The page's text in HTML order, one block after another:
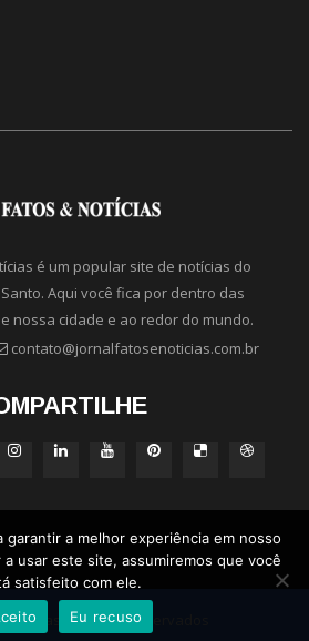
é um popular site de notícias do
Aqui você fica por dentro das
nossa cidade e ao redor do mundo.
contato@jornalfatosenoticias.com.br
Notícias - Direitos Reservados
garantir a melhor experiência em nosso
usar este site, assumiremos que você
satisfeito com ele.
Eu recuso